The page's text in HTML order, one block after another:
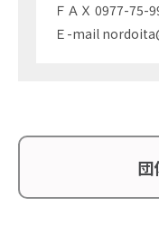
ＦＡＸ 0977-75-
Ｅ-mail
団